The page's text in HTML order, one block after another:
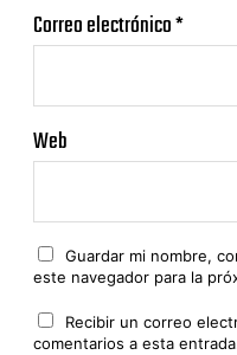
Correo electrónico*
Web
Guardar mi nombre,
este navegador para la
Recibir un correo
comentarios a esta